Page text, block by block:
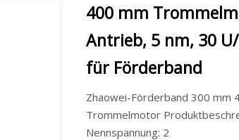
400 mm
Antrieb, 5 nm, 30
für Förderband
Zhaowei-Förderband 300 mm
Trommelmotor
Nennspannung: 2